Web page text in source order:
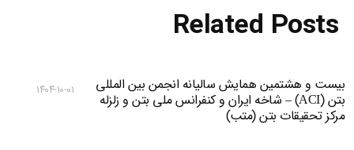
Related Posts
بیست و هشتمین همایش سالیانه انجمن بین المللی
بتن (ACI) – شاخه ایران و کنفرانس ملی بتن و زلزله
مرکز تحقیقات بتن (متب)
۱۴۰۴-۱۰-۰۱